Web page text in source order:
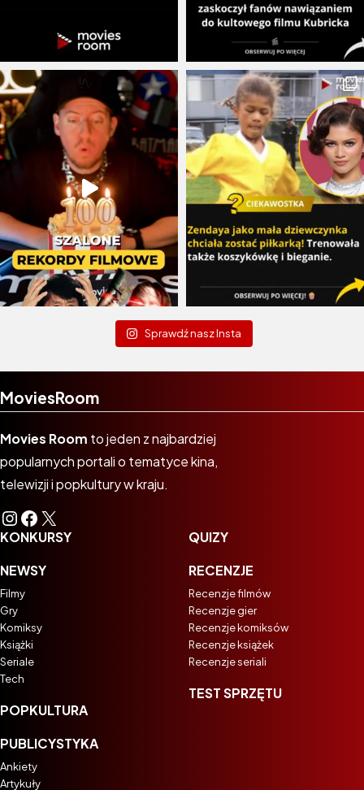
Sprawdź nasz Insta
MoviesRoom
Movies Room to jeden z najbardziej
popularnych portali o tematyce kina,
telewizji i popkultury w kraju.
Instagram
Facebook
X
KONKURSY
NEWSY
Filmy
Gry
Komiksy
Książki
Seriale
Tech
POPKULTURA
PUBLICYSTYKA
Ankiety
Artykuły
QUIZY
RECENZJE
Recenzje filmów
Recenzje gier
Recenzje komiksów
Recenzje książek
Recenzje seriali
TEST SPRZĘTU